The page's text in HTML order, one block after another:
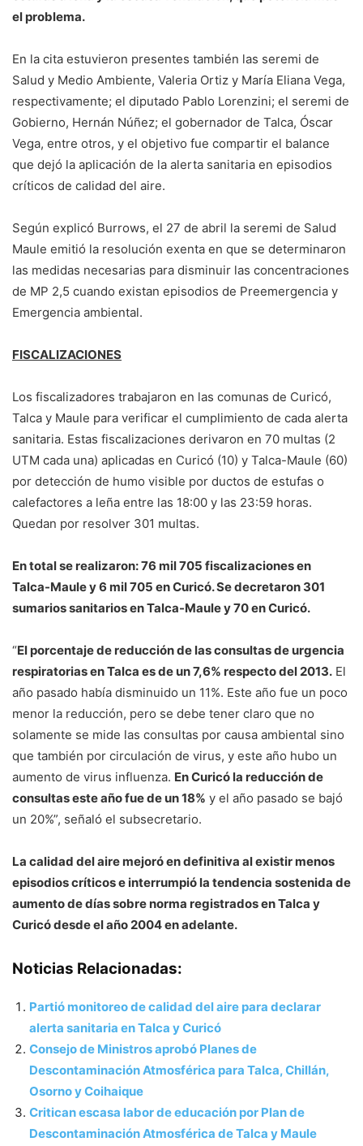
el problema.
En la cita estuvieron presentes también las seremi de
Salud y Medio Ambiente, Valeria Ortiz y María Eliana Vega,
respectivamente; el diputado Pablo Lorenzini; el seremi de
Gobierno, Hernán Núñez; el gobernador de Talca, Óscar
Vega, entre otros, y el objetivo fue compartir el balance
que dejó la aplicación de la alerta sanitaria en episodios
críticos de calidad del aire.
Según explicó Burrows, el 27 de abril la seremi de Salud
Maule emitió la resolución exenta en que se determinaron
las medidas necesarias para disminuir las concentraciones
de MP 2,5 cuando existan episodios de Preemergencia y
Emergencia ambiental.
FISCALIZACIONES
Los fiscalizadores trabajaron en las comunas de Curicó,
Talca y Maule para verificar el cumplimiento de cada alerta
sanitaria. Estas fiscalizaciones derivaron en 70 multas (2
UTM cada una) aplicadas en Curicó (10) y Talca-Maule (60)
por detección de humo visible por ductos de estufas o
calefactores a leña entre las 18:00 y las 23:59 horas.
Quedan por resolver 301 multas.
En total se realizaron: 76 mil 705 fiscalizaciones en
Talca-Maule y 6 mil 705 en Curicó. Se decretaron 301
sumarios sanitarios en Talca-Maule y 70 en Curicó.
“El porcentaje de reducción de las consultas de urgencia
respiratorias en Talca es de un 7,6% respecto del 2013. El
año pasado había disminuido un 11%. Este año fue un poco
menor la reducción, pero se debe tener claro que no
solamente se mide las consultas por causa ambiental sino
que también por circulación de virus, y este año hubo un
aumento de virus influenza. En Curicó la reducción de
consultas este año fue de un 18% y el año pasado se bajó
un 20%”, señaló el subsecretario.
La calidad del aire mejoró en definitiva al existir menos
episodios críticos e interrumpió la tendencia sostenida de
aumento de días sobre norma registrados en Talca y
Curicó desde el año 2004 en adelante.
Noticias Relacionadas:
Partió monitoreo de calidad del aire para declarar
alerta sanitaria en Talca y Curicó
Consejo de Ministros aprobó Planes de
Descontaminación Atmosférica para Talca, Chillán,
Osorno y Coihaique
Critican escasa labor de educación por Plan de
Descontaminación Atmosférica de Talca y Maule